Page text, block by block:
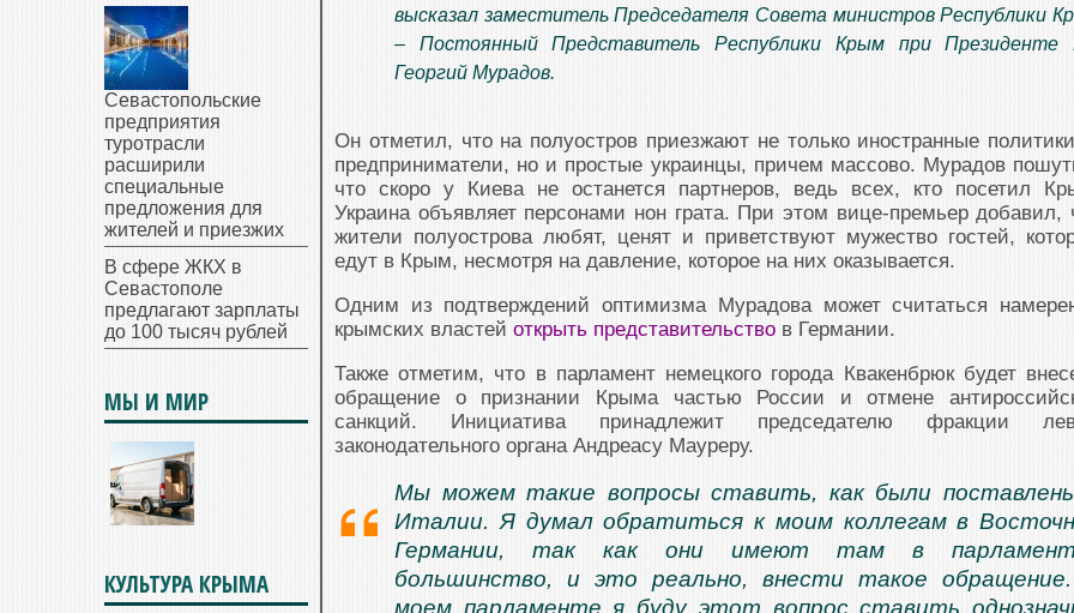
высказал заместитель Председателя Совета министров Республики
– Постоянный Представитель Республики Крым при Президенте
Георгий Мурадов.
Он отметил, что на полуостров приезжают не только иностранные
предприниматели, но и простые украинцы, причем массово. Мурадов
что скоро у Киева не останется партнеров, ведь всех, кто посетил
Украина объявляет персонами нон грата. При этом вице-премьер добавил,
жители полуострова любят, ценят и приветствуют мужество гостей,
едут в Крым, несмотря на давление, которое на них оказывается.
Одним из подтверждений оптимизма Мурадова может считаться
крымских властей открыть представительство в Германии.
Также отметим, что в парламент немецкого города Квакенбрюк будет
обращение о признании Крыма частью России и отмене
санкций. Инициатива принадлежит председателю фракции
законодательного органа Андреасу Мауреру.
Мы можем такие вопросы ставить, как были
Италии. Я думал обратиться к моим коллегам в
Германии, так как они имеют там в
большинство, и это реально, внести такое
моем парламенте я буду этот вопрос ставить
Севастопольские
предприятия
туротрасли
расширили
специальные
предложения для
жителей и приезжих
В сфере ЖКХ в
Севастополе
предлагают зарплаты
до 100 тысяч рублей
МЫ И МИР
КУЛЬТУРА КРЫМА